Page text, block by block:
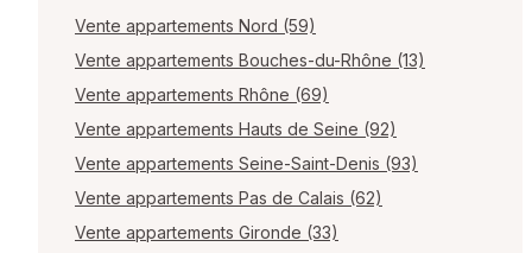
Vente appartements Nord (59)
Vente appartements Bouches-du-Rhône (13)
Vente appartements Rhône (69)
Vente appartements Hauts de Seine (92)
Vente appartements Seine-Saint-Denis (93)
Vente appartements Pas de Calais (62)
Vente appartements Gironde (33)